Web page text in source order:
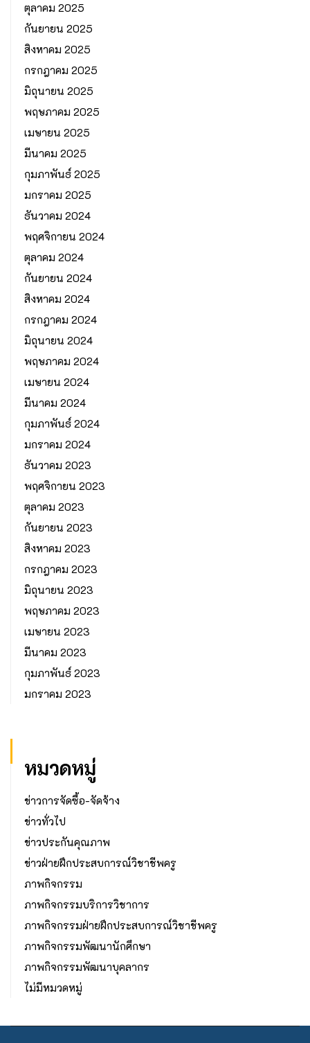
ตุลาคม 2025
กันยายน 2025
สิงหาคม 2025
กรกฎาคม 2025
มิถุนายน 2025
พฤษภาคม 2025
เมษายน 2025
มีนาคม 2025
กุมภาพันธ์ 2025
มกราคม 2025
ธันวาคม 2024
พฤศจิกายน 2024
ตุลาคม 2024
กันยายน 2024
สิงหาคม 2024
กรกฎาคม 2024
มิถุนายน 2024
พฤษภาคม 2024
เมษายน 2024
มีนาคม 2024
กุมภาพันธ์ 2024
มกราคม 2024
ธันวาคม 2023
พฤศจิกายน 2023
ตุลาคม 2023
กันยายน 2023
สิงหาคม 2023
กรกฎาคม 2023
มิถุนายน 2023
พฤษภาคม 2023
เมษายน 2023
มีนาคม 2023
กุมภาพันธ์ 2023
มกราคม 2023
หมวดหมู่
ข่าวการจัดซื้อ-จัดจ้าง
ข่าวทั่วไป
ข่าวประกันคุณภาพ
ข่าวฝ่ายฝึกประสบการณ์วิชาชีพครู
ภาพกิจกรรม
ภาพกิจกรรมบริการวิชาการ
ภาพกิจกรรมฝ่ายฝึกประสบการณ์วิชาชีพครู
ภาพกิจกรรมพัฒนานักศึกษา
ภาพกิจกรรมพัฒนาบุคลากร
ไม่มีหมวดหมู่